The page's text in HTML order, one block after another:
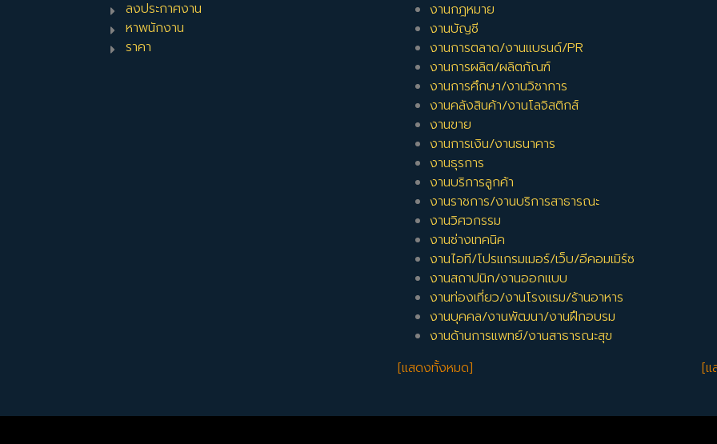
ลงประกาศงาน
หาพนักงาน
ราคา
งานกฎหมาย
งานบัญชี
งานการตลาด/งานแบรนด์/PR
งานการผลิต/ผลิตภัณฑ์
งานการศึกษา/งานวิชาการ
งานคลังสินค้า/งานโลจิสติกส์
งานขาย
งานการเงิน/งานธนาคาร
งานธุรการ
งานบริการลูกค้า
งานราชการ/งานบริการสาธารณะ
งานวิศวกรรม
งานช่างเทคนิค
งานไอที/โปรแกรมเมอร์/เว็บ/อีคอมเมิร์ซ
งานสถาปนิก/งานออกแบบ
งานท่องเที่ยว/งานโรงแรม/ร้านอาหาร
งานบุคคล/งานพัฒนา/งานฝึกอบรม
งานด้านการแพทย์/งานสาธารณะสุข
[แสดงทั้งหมด]
[แ